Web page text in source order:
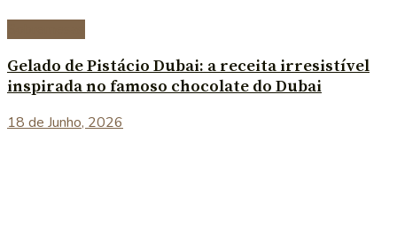
Gelado de Pistácio Dubai: a receita irresistível
inspirada no famoso chocolate do Dubai
18 de Junho, 2026